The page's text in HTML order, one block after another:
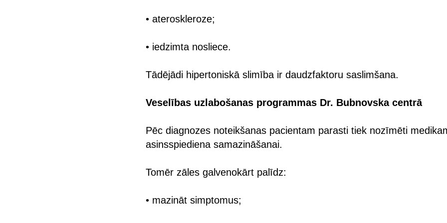
• ateroskleroze;
• iedzimta nosliece.
Tādējādi hipertoniskā slimība ir daudzfaktoru saslimšana.
Veselības uzlabošanas programmas Dr. Bubnovska centrā
Pēc diagnozes noteikšanas pacientam parasti tiek nozīmēti
asinsspiediena samazināšanai.
Tomēr zāles galvenokārt palīdz:
• mazināt simptomus;